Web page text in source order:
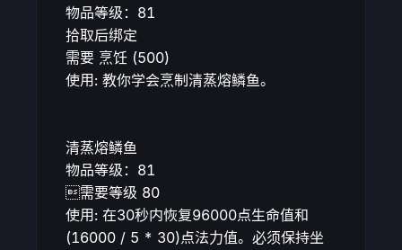
物品等级： 81
拾取后绑定
需要 烹饪 (500)
使用: ​ 教你学会烹制清蒸熔鳞鱼。
清蒸熔鳞鱼
物品等级： 81
需要等级 80
使用: 在30秒内恢复96000点生命值和
(16000 / 5 * 30)点法力值。必须保持坐